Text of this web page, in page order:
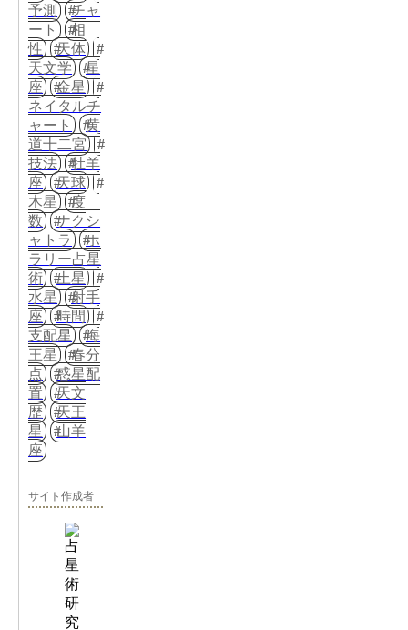
予測
チャ
ート
相
性
天体
天文学
星
座
金星
ネイタルチ
ャート
黄
道十二宮
技法
牡羊
座
天球
木星
度
数
ナクシ
ャトラ
ホ
ラリー占星
術
土星
水星
射手
座
時間
支配星
海
王星
春分
点
惑星配
置
天文
歴
天王
星
山羊
座
サイト作成者